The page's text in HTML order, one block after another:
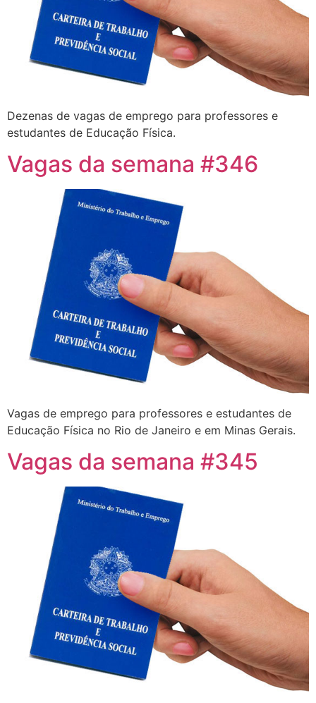
Dezenas de vagas de emprego para professores e
estudantes de Educação Física.
Vagas da semana #346
Vagas de emprego para professores e estudantes de
Educação Física no Rio de Janeiro e em Minas Gerais.
Vagas da semana #345